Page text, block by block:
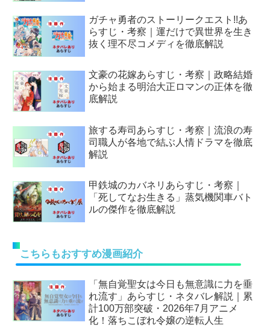
ガチャ勇者のストーリークエスト!!あ
らすじ・考察｜運だけで異世界を生き
抜く理不尽コメディを徹底解説
文豪の花嫁あらすじ・考察｜政略結婚
から始まる明治大正ロマンの正体を徹
底解説
旅する寿司あらすじ・考察｜流浪の寿
司職人が各地で結ぶ人情ドラマを徹底
解説
甲鉄城のカバネリあらすじ・考察｜
「死してなお生きる」蒸気機関車バト
ルの傑作を徹底解説
こちらもおすすめ漫画紹介
「無自覚聖女は今日も無意識に力を垂
れ流す」あらすじ・ネタバレ解説｜累
計100万部突破・2026年7月アニメ
化！落ちこぼれ令嬢の逆転人生